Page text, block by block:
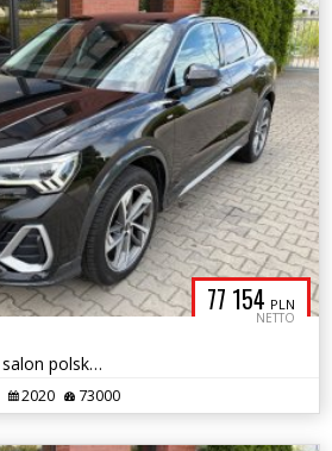
77 154 PLN
NETTO
1.5 benzyna / 150 KM / salon polska / S- LINE / bezwypadkowy / zamiana
2020 73000